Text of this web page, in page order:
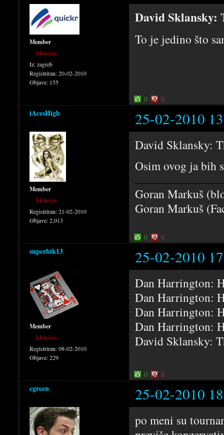
Member
Isključen
Iz:zagreb
Registriran:20-02-2010
Objave: 155
David Sklansky:
To je jedino što
0 0
iAcesHigh 25-02-2010
Member
Isključen
Registriran:21-02-2010
Objave:2,013
David Sklansky:
Osim ovog ja bih
Goran Markuš
Goran Markuš
0 0
superhik13 25-02-2010
Member
Isključen
Registriran:08-02-2010
Objave:229
Dan Harrington:
Dan Harrington:
Dan Harrington:
Dan Harrington:
David Sklansky:
0 0
cgreen 25-02-2010
po meni su